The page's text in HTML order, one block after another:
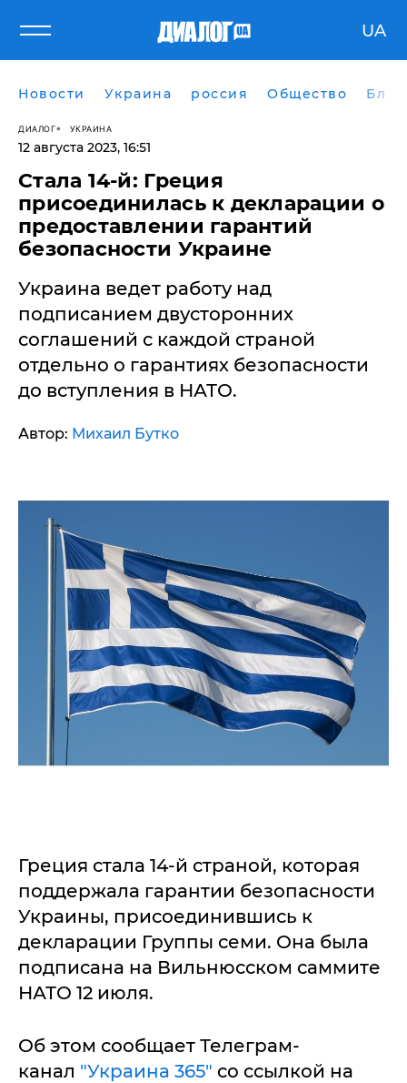
UA
Новости Украина россия Общество
ДИАЛОГ УКРАИНА
12 августа 2023, 16:51
Стала 14-й: Греция
присоединилась к декларации о
предоставлении гарантий
безопасности Украине
Украина ведет работу над
подписанием двусторонних
соглашений с каждой страной
отдельно о гарантиях безопасности
до вступления в НАТО.
Автор: Михаил Бутко
Греция стала 14-й страной, которая
поддержала гарантии безопасности
Украины, присоединившись к
декларации Группы семи. Она была
подписана на Вильнюсском саммите
НАТО 12 июля.
Об этом сообщает Телеграм-
канал "Украина 365" со ссылкой на